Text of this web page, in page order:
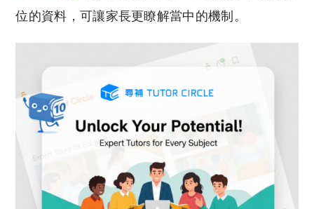
位的資料，可讓家長更瞭解當中的機制。